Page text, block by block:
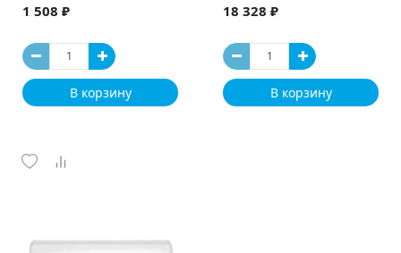
1 508 ₽
В корзину
18 328 ₽
В корзину